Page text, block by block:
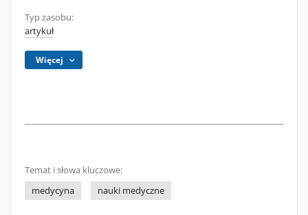
Typ zasobu:
artykuł
Więcej
Temat i słowa kluczowe:
medycyna
nauki medyczne